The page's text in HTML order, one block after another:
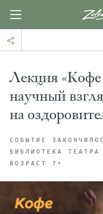
Лекция «Кофе
научный
на
СОБЫТИЕ
БИБЛИОТЕКА
ВОЗРАСТ 7+